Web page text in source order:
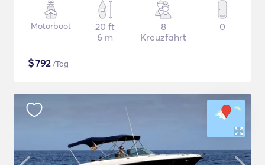
Motorboot
20 ft
6 m
8
Kreuzfahrt
0
$792/Tag